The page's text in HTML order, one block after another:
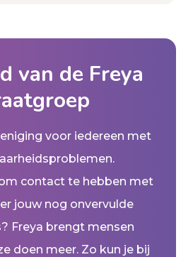
van de Freya
voor iedereen met
contact te hebben met
jouw nog onvervulde
Freya brengt mensen
doen meer. Zo kun je bij